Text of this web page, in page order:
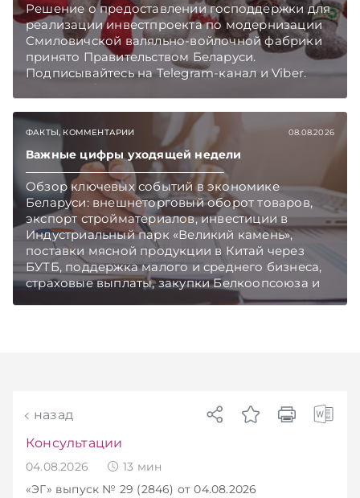
Решение о предоставлении господдержки для
реализации инвестпроекта по модернизации
Смиловичской валяльно-войлочной фабрики
принято Правительством Беларуси.
Подписывайтесь на Telegram‑канал и Viber.
Главное об экономике Беларуси — раньше,
ФАКТЫ, КОММЕНТАРИИ 08.08.2026
Важные цифры уходящей недели
Обзор ключевых событий в экономике
Беларуси: внешнеторговый оборот товаров,
экспорт стройматериалов, инвестиции в
Индустриальный парк «Великий камень»,
поставки мясной продукции в Китай через
БУТБ, поддержка малого и среднего бизнеса,
страховые выплаты, закупки Белкоопсоюза и
рост продаж новых автомобилей.
назад
Консультации
04.08.2026 13 мин
«ЭГ» выпуск № 29 (2846) от 04.08.2026